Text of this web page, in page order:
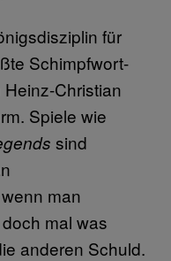
für
Schimpfwort-
Christian
Spiele wie
sind
man
mal was
anderen Schuld.